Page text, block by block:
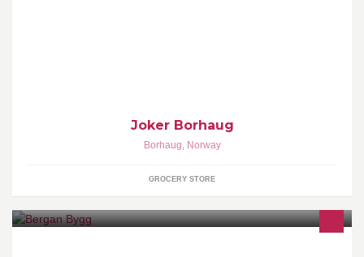
Joker Borhaug
Borhaug, Norway
GROCERY STORE